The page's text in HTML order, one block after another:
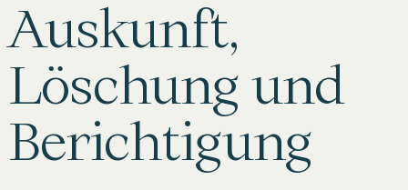
Auskunft,
Löschung und
Berichtigung